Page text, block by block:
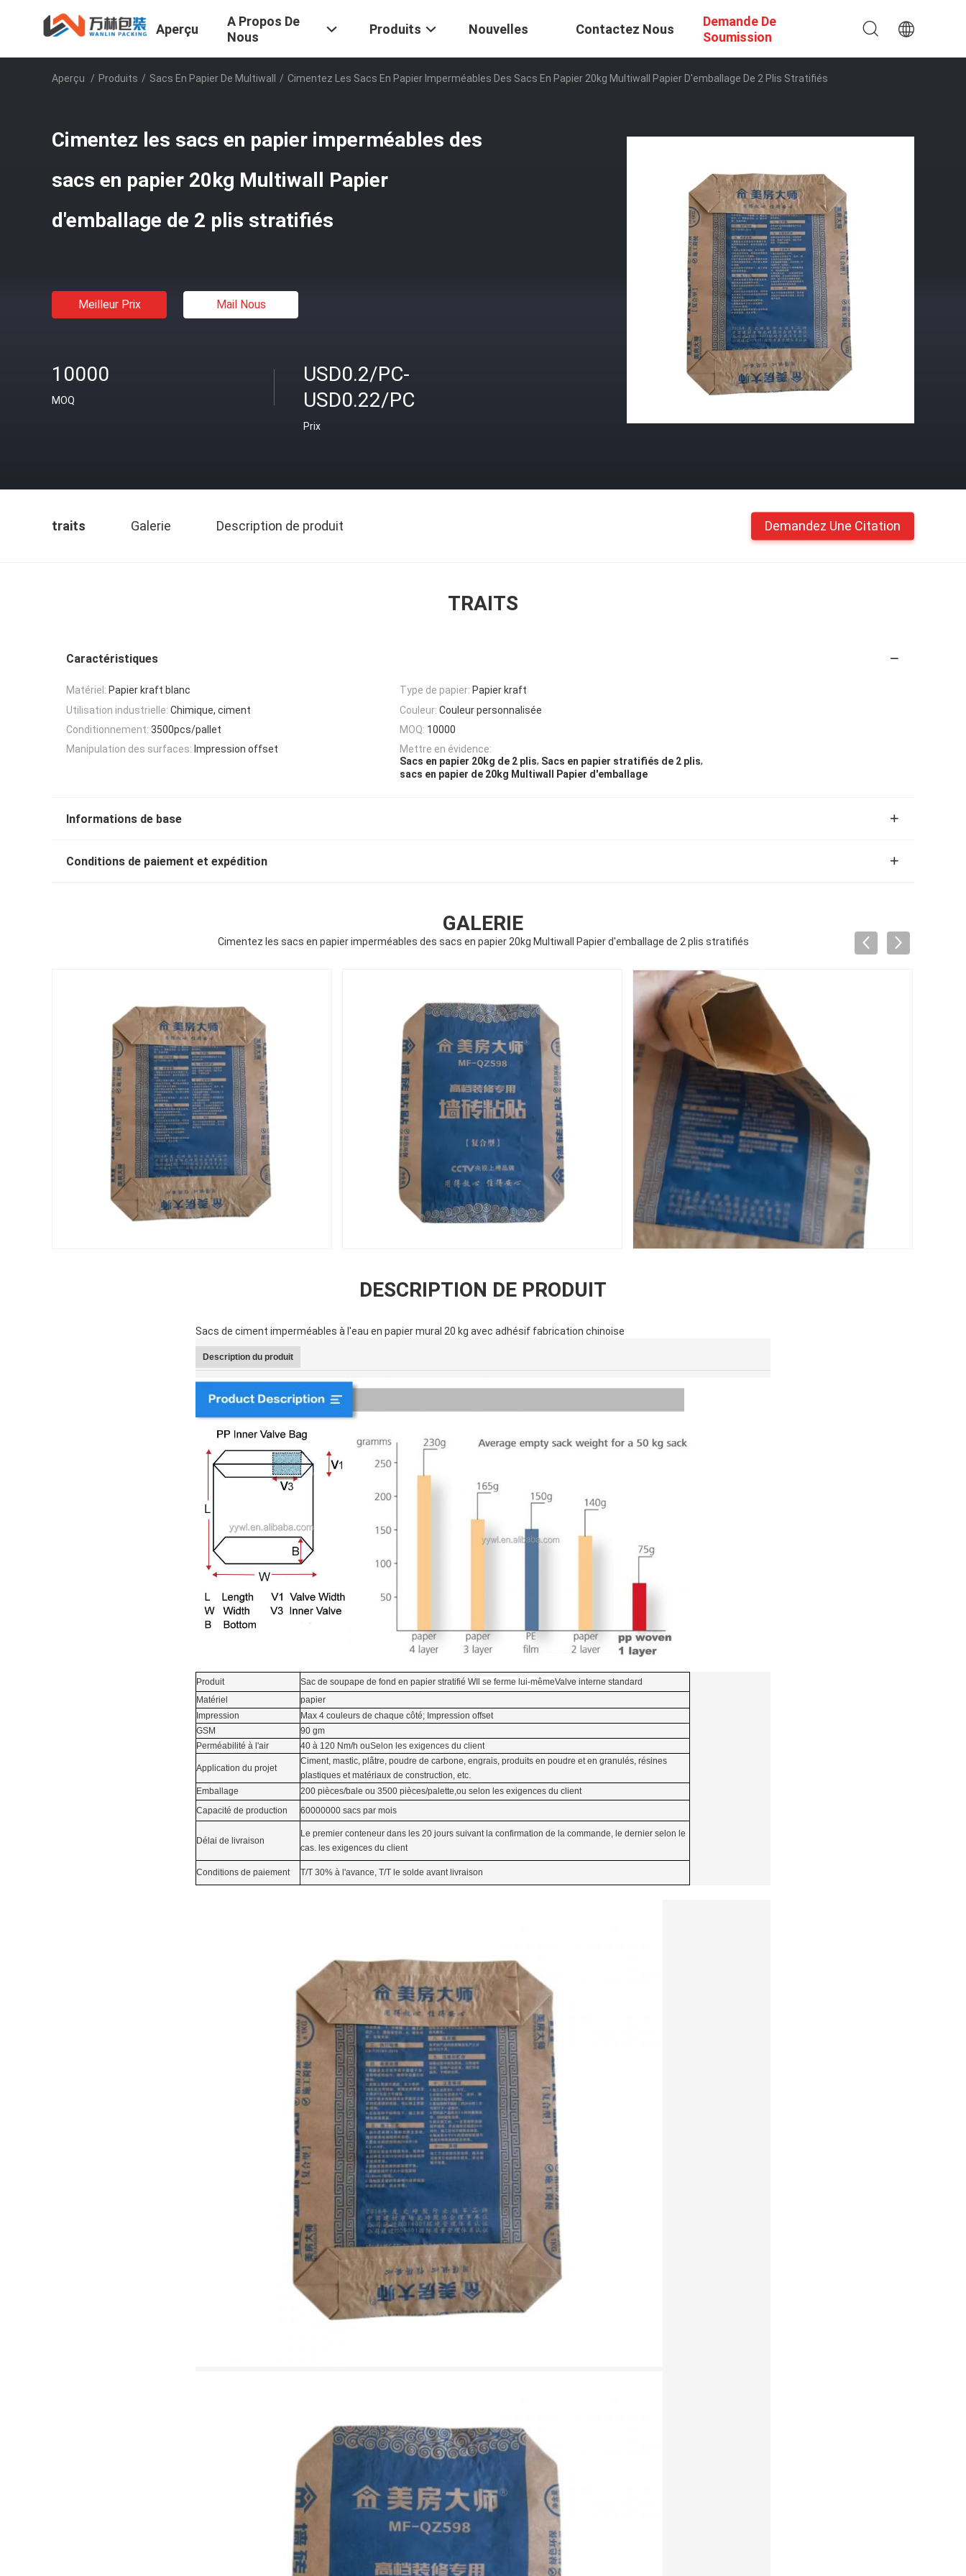
Aperçu
A Propos De
Nous
Produits Nouvelles Contactez Nous
Demande De
Soumission
Aperçu / Produits / Sacs En Papier De Multiwall / Cimentez Les Sacs En Papier Imperméables Des Sacs En Papier 20kg Multiwall Papier D'emballage De 2 Plis Stratifiés
Cimentez les sacs en papier imperméables des
sacs en papier 20kg Multiwall Papier
d'emballage de 2 plis stratifiés
Meilleur Prix Mail Nous
10000
MOQ
USD0.2/PC-
USD0.22/PC
Prix
traits Galerie Description de produit Demandez Une Citation
TRAITS
Caractéristiques
Matériel: Papier kraft blanc Type de papier: Papier kraft
Utilisation industrielle: Chimique, ciment Couleur: Couleur personnalisée
Conditionnement: 3500pcs/pallet MOQ: 10000
Manipulation des surfaces: Impression offset
Mettre en évidence:
Sacs en papier 20kg de 2 plis, Sacs en papier stratifiés de 2 plis,
sacs en papier de 20kg Multiwall Papier d'emballage
Informations de base
Conditions de paiement et expédition
GALERIE
Cimentez les sacs en papier imperméables des sacs en papier 20kg Multiwall Papier d'emballage de 2 plis stratifiés
DESCRIPTION DE PRODUIT
Sacs de ciment imperméables à l'eau en papier mural 20 kg avec adhésif fabrication chinoise
Description du produit
Produit Sac de soupape de fond en papier stratifié WIl se ferme lui-mêmeValve interne standard
Matériel
papier
Impression
Max 4 couleurs de chaque côté; Impression offset
GSM
90 gm
Perméabilité à l'air
40 à 120 Nm/h ouSelon les exigences du client
Application du projet
Ciment, mastic, plâtre, poudre de carbone, engrais, produits en poudre et en granulés, résines
plastiques et matériaux de construction, etc.
Emballage
200 pièces/bale ou 3500 pièces/palette,ou selon les exigences du client
Capacité de production
60000000 sacs par mois
Délai de livraison
Le premier conteneur dans les 20 jours suivant la confirmation de la commande, le dernier selon le
cas. les exigences du client
Conditions de paiement T/T 30% à l'avance, T/T le solde avant livraison